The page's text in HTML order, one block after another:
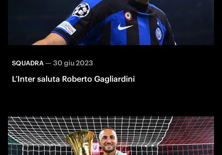
SQUADRA— 30 giu 2023
L’Inter saluta Roberto Gagliardini